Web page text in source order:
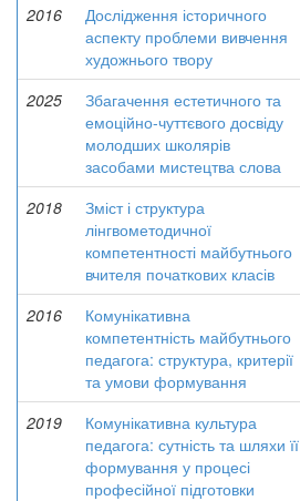
2016
Дослідження історичного
аспекту проблеми вивчення
художнього твору
2025
Збагачення естетичного та
емоційно-чуттєвого досвіду
молодших школярів
засобами мистецтва слова
2018
Зміст і структура
лінгвометодичної
компетентності майбутнього
вчителя початкових класів
2016
Комунікативна
компетентність майбутнього
педагога: структура, критерії
та умови формування
2019
Комунікативна культура
педагога: сутність та шляхи її
формування у процесі
професійної підготовки